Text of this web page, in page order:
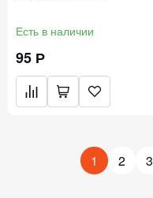
Есть в наличии
95 Р
1 2 3